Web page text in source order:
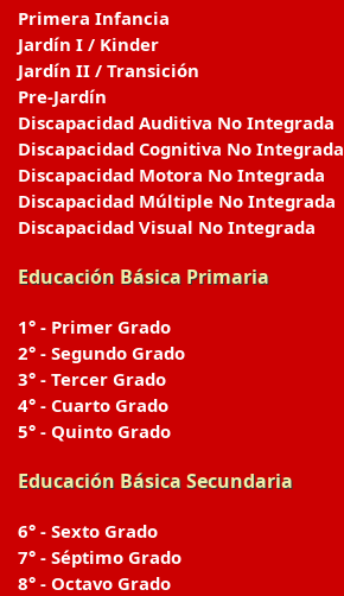
Primera Infancia
Jardín I / Kinder
Jardín II / Transición
Pre-Jardín
Discapacidad Auditiva No Integrada
Discapacidad Cognitiva No Integrada
Discapacidad Motora No Integrada
Discapacidad Múltiple No Integrada
Discapacidad Visual No Integrada
Educación Básica Primaria
1° - Primer Grado
2° - Segundo Grado
3° - Tercer Grado
4° - Cuarto Grado
5° - Quinto Grado
Educación Básica Secundaria
6° - Sexto Grado
7° - Séptimo Grado
8° - Octavo Grado